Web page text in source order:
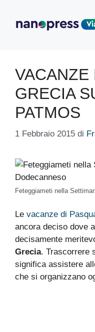
contenuto
VACANZE
GRECIA
PATMOS
1 Febbraio 2015 di
Feteggiameti nella
Le vacanze di
ancora deciso dove
decisamente
Grecia. Trascorrere
significa assistere
che si organizzano